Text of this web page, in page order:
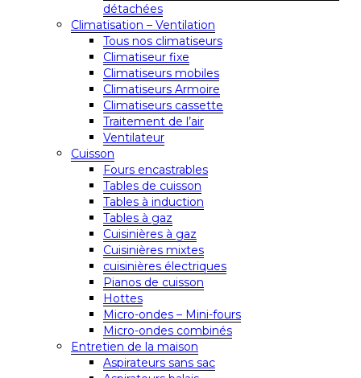
détachées
Climatisation – Ventilation
Tous nos climatiseurs
Climatiseur fixe
Climatiseurs mobiles
Climatiseurs Armoire
Climatiseurs cassette
Traitement de l’air
Ventilateur
Cuisson
Fours encastrables
Tables de cuisson
Tables à induction
Tables à gaz
Cuisinières à gaz
Cuisinières mixtes
cuisinières électriques
Pianos de cuisson
Hottes
Micro-ondes – Mini-fours
Micro-ondes combinés
Entretien de la maison
Aspirateurs sans sac